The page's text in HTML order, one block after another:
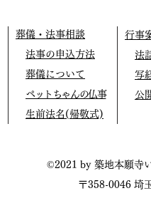
葬儀・法事相談
法事の申込方法
葬儀について
ペットちゃんの仏事
生前法名(帰敬式)
行事
法
写
公
©2021 by 築地本願寺
〒358-0046 埼